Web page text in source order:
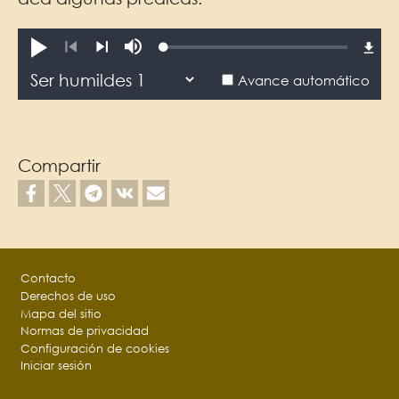
Reproducir
AnteriorSiguiente
SilenciarLoaded:
Avance automático
Compartir
Contacto
Derechos de uso
Mapa del sitio
Normas de privacidad
Configuración de cookies
Iniciar sesión